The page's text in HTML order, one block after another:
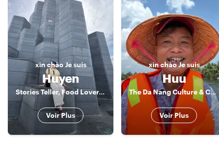
xin chàoJe suis
Huyen
Stories Teller, Food Lover, and History
Voir Plus
xin chàoJe suis
Huu
The Da Nang Culture & Cuisine Connoisseur
Voir Plus